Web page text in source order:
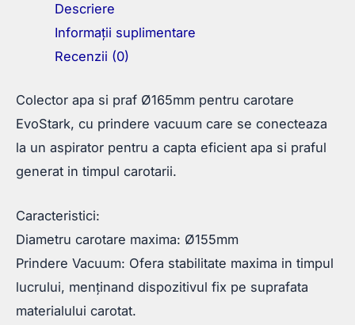
Descriere
Informații suplimentare
Recenzii (0)
Colector apa si praf Ø165mm pentru carotare
EvoStark, cu prindere vacuum care se conecteaza
la un aspirator pentru a capta eficient apa si praful
generat in timpul carotarii.
Caracteristici:
Diametru carotare maxima: Ø155mm
Prindere Vacuum: Ofera stabilitate maxima in timpul
lucrului, menținand dispozitivul fix pe suprafata
materialului carotat.